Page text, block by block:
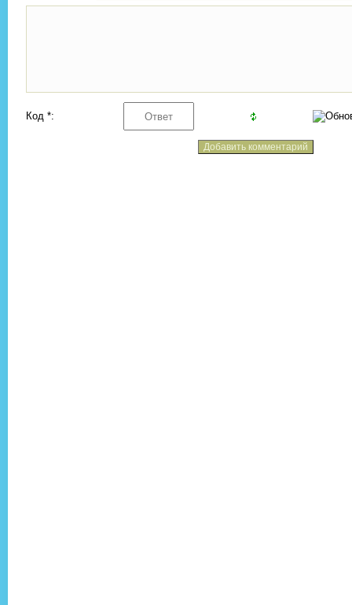
Код *: